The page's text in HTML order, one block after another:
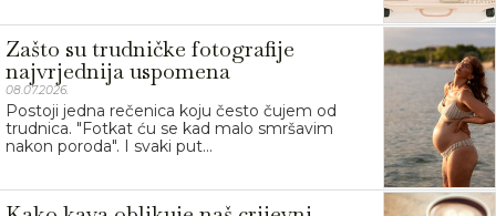
Zašto su trudničke fotografije
najvrjednija uspomena
08.07.2026.
Postoji jedna rečenica koju često čujem od
trudnica. "Fotkat ću se kad malo smršavim
nakon poroda". I svaki put...